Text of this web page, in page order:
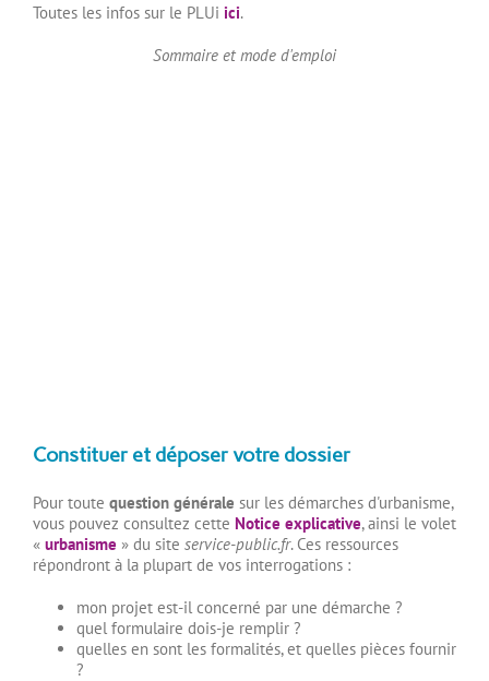
Toutes les infos sur le PLUi ici.
Sommaire et mode d'emploi
Constituer et déposer votre dossier
Pour toute question générale sur les démarches d'urbanisme,
vous pouvez consultez cette Notice explicative, ainsi le volet
« urbanisme » du site service-public.fr. Ces ressources
répondront à la plupart de vos interrogations :
mon projet est-il concerné par une démarche ?
quel formulaire dois-je remplir ?
quelles en sont les formalités, et quelles pièces fournir
?